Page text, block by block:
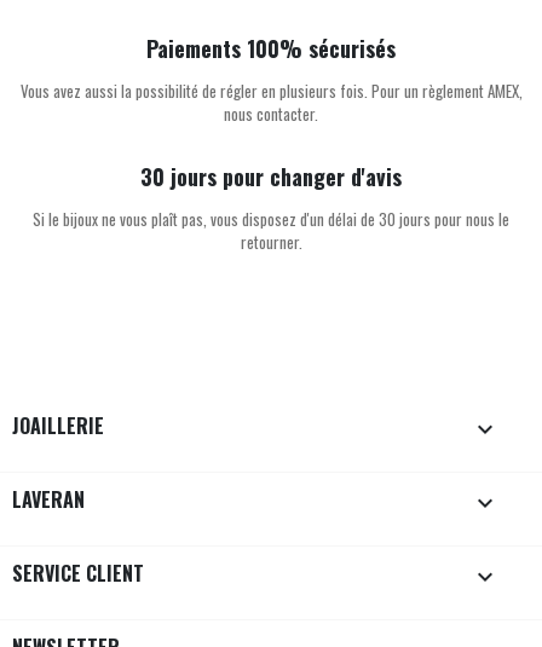
Paiements 100% sécurisés
Vous avez aussi la possibilité de régler en plusieurs fois. Pour un règlement AMEX,
nous contacter.
30 jours pour changer d'avis
Si le bijoux ne vous plaît pas, vous disposez d'un délai de 30 jours pour nous le
retourner.
JOAILLERIE 
LAVERAN 
SERVICE CLIENT 